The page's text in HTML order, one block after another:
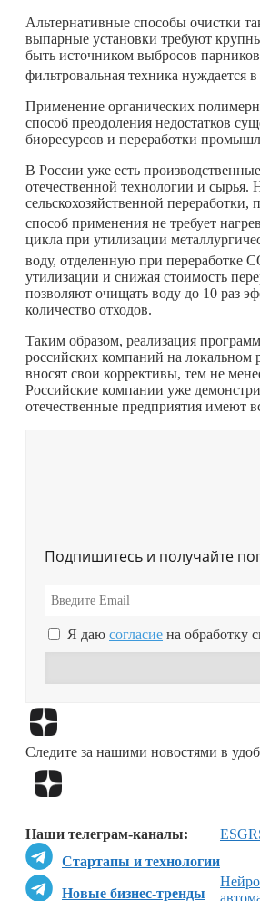
Альтернативные способы очистки
выпарные установки требуют
быть источником выбросов
фильтровальная техника нуждается
Применение органических
способ преодоления недостатков
биоресурсов и переработки
В России уже есть
отечественной технологии и
сельскохозяйственной
способ применения не требует
цикла при утилизации
воду, отделенную при переработке
утилизации и снижая стоимость
позволяют очищать воду до 10 раз
количество отходов.
Таким образом, реализация
российских компаний на локальном
вносят свои коррективы, тем не
Российские компании уже
отечественные предприятия имеют
Подпишитесь и получайте
Я даю согласие на обработку
Следите за нашими новостями в
Наши телеграм-каналы:
Стартапы и технологии
Новые бизнес-тренды
ESG